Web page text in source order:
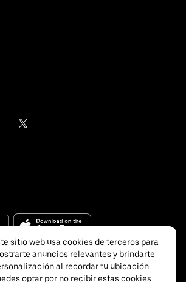
Inc.
sitio web usa cookies de terceros para
anuncios relevantes y brindarte
al recordar tu ubicación.
optar por no recibir estas cookies